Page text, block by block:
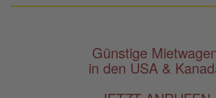
Günstige
in den USA &